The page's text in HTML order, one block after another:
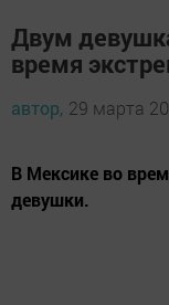
Двум
время
автор, 29 марта
В Мексике во
девушки.